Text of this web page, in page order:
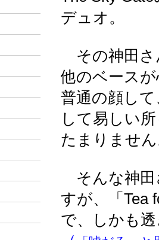
デュオ。
その神田さ
他のベース
普通の顔し
して易しい
たまりませ
そんな神田
すが、「Tea
で、しかも